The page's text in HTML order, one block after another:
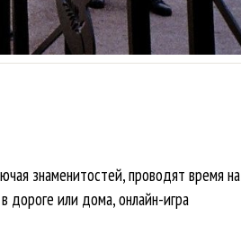
знаменитостей, проводят время на
или дома, онлайн-игра